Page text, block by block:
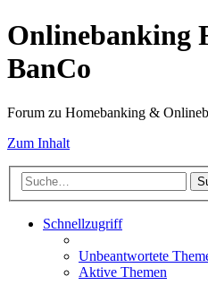
Onlinebanking
BanCo
Forum zu Homebanking &
Zum Inhalt
Schnellzugriff
Unbeantwortete
Aktive Themen